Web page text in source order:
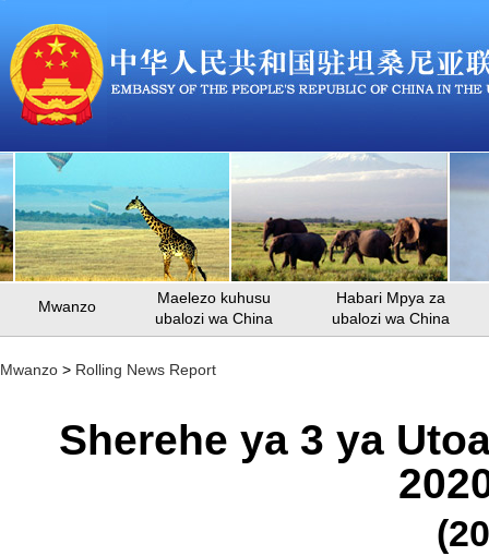
Mwanzo
Maelezo kuhusu
ubalozi wa China
Habari Mpya za
ubalozi wa China
Mwanzo > Rolling News Report
Sherehe ya 3 ya